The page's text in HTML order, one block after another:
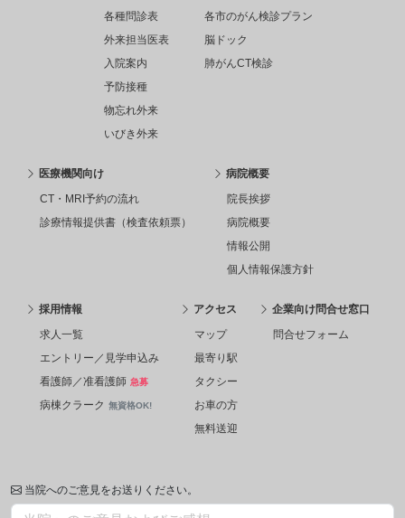
各種問診表
外来担当医表
入院案内
予防接種
物忘れ外来
いびき外来
各市のがん検診プラン
脳ドック
肺がんCT検診
医療機関向け
CT・MRI予約の流れ
診療情報提供書（検査依頼票）
病院概要
院長挨拶
病院概要
情報公開
個人情報保護方針
採用情報
求人一覧
エントリー／見学申込み
看護師／准看護師 急募
病棟クラーク 無資格OK!
アクセス
マップ
最寄り駅
タクシー
お車の方
無料送迎
企業向け問合せ窓口
問合せフォーム
当院へのご意見をお送りください。